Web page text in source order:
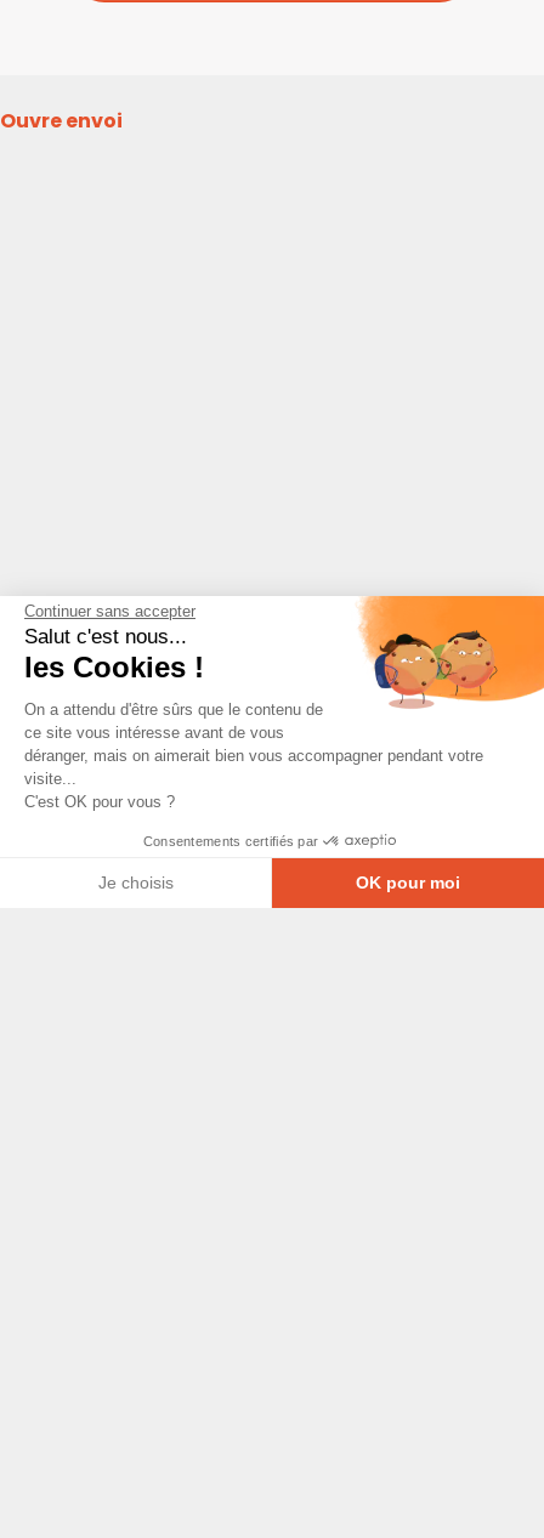
Ouvre envoi
Continuer sans accepter
Salut c'est nous...
les Cookies !
On a attendu d'être sûrs que le contenu de
ce site vous intéresse avant de vous
déranger, mais on aimerait bien vous accompagner pendant votre
visite...
C'est OK pour vous ?
Consentements certifiés par
Je choisis OK pour moi